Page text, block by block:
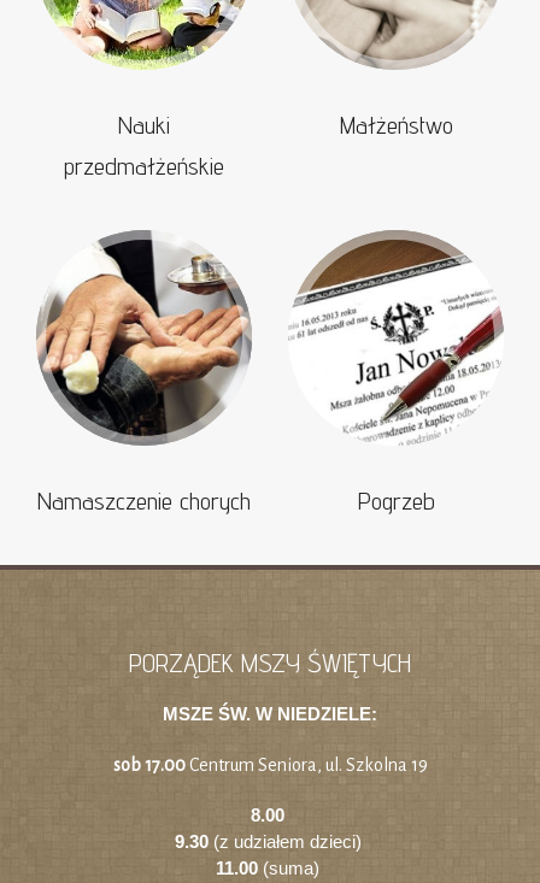
Nauki
przedmałżeńskie
Małżeństwo
Namaszczenie chorych Pogrzeb
PORZĄDEK MSZY ŚWIĘTYCH
MSZE ŚW. W NIEDZIELE:
sob 17.00Centrum Seniora, ul. Szkolna 19
8.00
9.30(z udziałem dzieci)
11.00 (suma)